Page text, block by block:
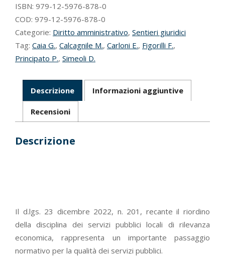
servizi
pubblici
di
rilevanza
economica
ISBN: 979-12-5976-878-0
COD: 979-12-5976-878-0
Categorie: Diritto amministrativo, Sentieri giuridici
Tag: Caia G., Calcagnile M., Carloni E., Figorilli F.,
Principato P., Simeoli D.
Descrizione Informazioni aggiuntive
Recensioni
Descrizione
Il d.lgs. 23 dicembre 2022, n. 201, recante il riordino
della disciplina dei servizi pubblici locali di rilevanza
economica, rappresenta un importante passaggio
normativo per la qualità dei servizi pubblici.